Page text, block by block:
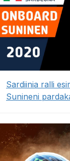
Sardiinia ralli
Sunineni